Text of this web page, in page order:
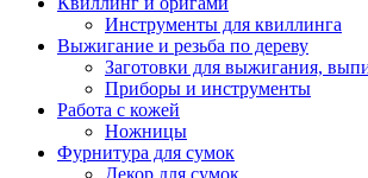
Инструменты для квиллинга
Выжигание и резьба по дереву
Заготовки для выжигания,
Приборы и инструменты
Работа с кожей
Ножницы
Фурнитура для сумок
Декор для сумок